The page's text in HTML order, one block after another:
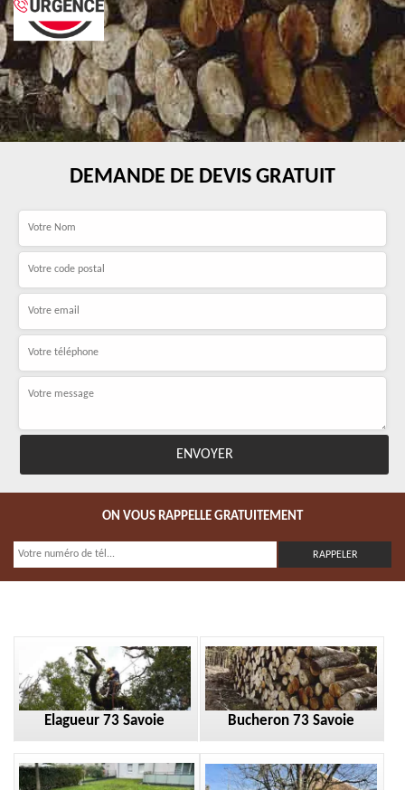
DEMANDE DE DEVIS GRATUIT
ON VOUS RAPPELLE GRATUITEMENT
Elagueur 73 Savoie Bucheron 73 Savoie